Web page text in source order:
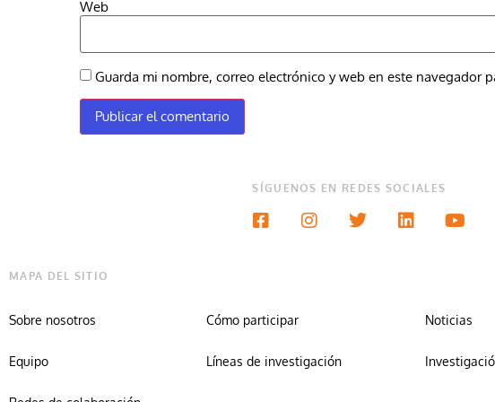
Web
Guarda mi nombre, correo electrónico y web en este navegador
SÍGUENOS EN REDES SOCIALES
MAPA DEL SITIO
Sobre nosotros
Equipo
Cómo participar
Líneas de investigación
Noticias